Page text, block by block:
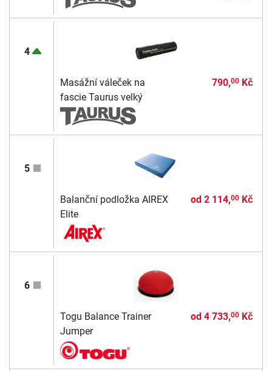
4
Masážní váleček na
fascie Taurus velký
790,00Kč
5
Balanční podložka AIREX
Elite
od 2 114,00Kč
6
Togu Balance Trainer
Jumper
od 4 733,00Kč